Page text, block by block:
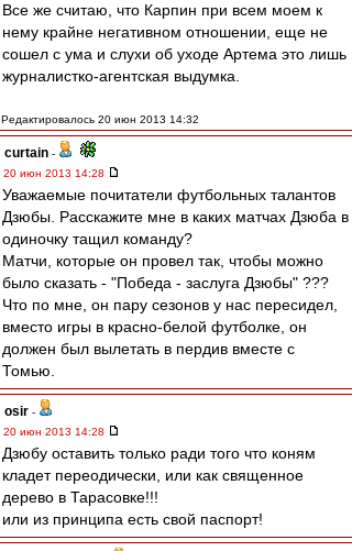
Все же считаю, что Карпин при всем моем к
нему крайне негативном отношении, еще не
сошел с ума и слухи об уходе Артема это лишь
журналистко-агентская выдумка.
Редактировалось 20 июн 2013 14:32
curtain -
20 июн 2013 14:28
Уважаемые почитатели футбольных талантов
Дзюбы. Расскажите мне в каких матчах Дзюба в
одиночку тащил команду?
Матчи, которые он провел так, чтобы можно
было сказать - "Победа - заслуга Дзюбы" ???
Что по мне, он пару сезонов у нас пересидел,
вместо игры в красно-белой футболке, он
должен был вылетать в пердив вместе с
Томью.
osir -
20 июн 2013 14:28
Дзюбу оставить только ради того что коням
кладет переодически, или как священное
дерево в Тарасовке!!!
или из принципа есть свой паспорт!